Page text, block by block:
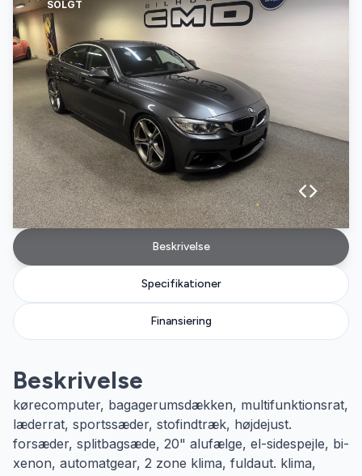
SOLGT
Specifikationer
Beskrivelse
Finansiering
Beskrivelse
kørecomputer, bagagerumsdækken, multifunktionsrat,
læderrat, sportssæder, stofindtræk, højdejust.
forsæder, splitbagsæde, 20" alufælge, el-sidespejle, bi-
xenon, automatgear, 2 zone klima, fuldaut. klima,